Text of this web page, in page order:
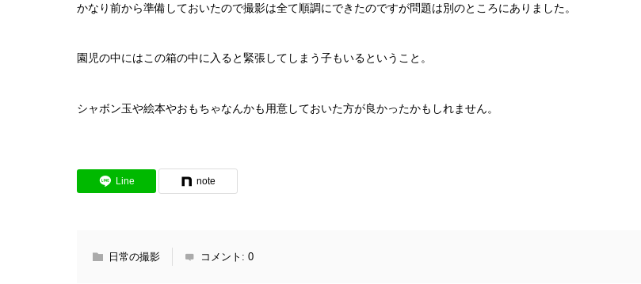
かなり前から準備しておいたので撮影は全て順調にできたのですが問題は別のところにありました。
園児の中にはこの箱の中に入ると緊張してしまう子もいるということ。
シャボン玉や絵本やおもちゃなんかも用意しておいた方が良かったかもしれません。
Line note
日常の撮影 コメント: 0